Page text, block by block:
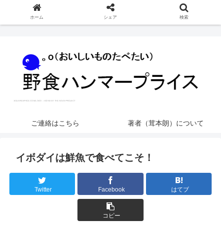
ご連絡はこちら 著者（茸本朗）について
イボダイは鮮魚で食べてこそ！
Twitter Facebook はてブ
コピー
ホーム シェア 検索